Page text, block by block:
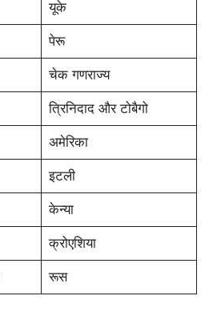
यूके
पेरू
चेक गणराज्य
त्रिनिदाद और टोबैगो
अमेरिका
इटली
केन्या
क्रोएशिया
रूस